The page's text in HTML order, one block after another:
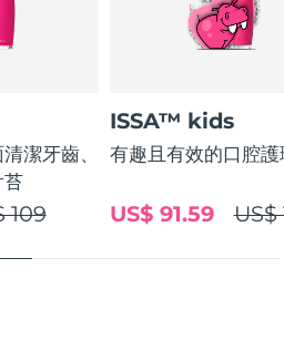
潔牙齒、
苔
109
ISSA™ kids
有趣且有效的口腔護
US$
US$ 91.59